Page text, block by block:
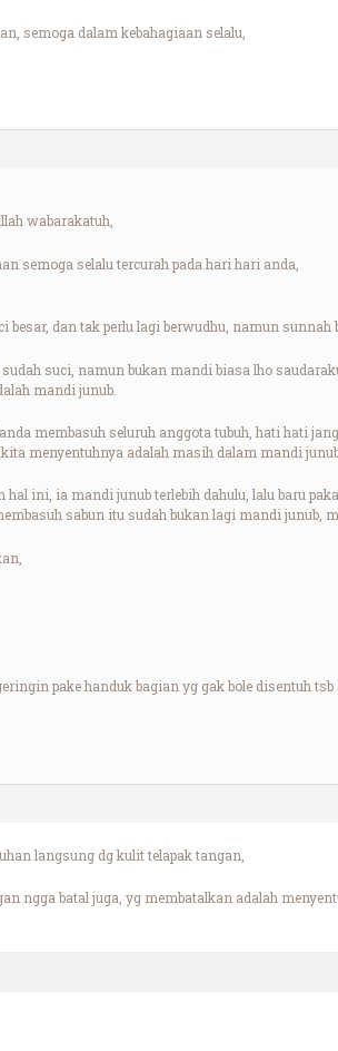
semoga dalam kebahagiaan selalu,
wabarakatuh,
semoga selalu tercurah pada hari hari anda,
besar, dan tak perlu lagi berwudhu, namun sunnah
suci, namun bukan mandi biasa lho
mandi junub.
membasuh seluruh anggota tubuh, hati hati
menyentuhnya adalah masih dalam mandi
ini, ia mandi junub terlebih dahulu, lalu baru
sabun itu sudah bukan lagi mandi junub,
pake handuk bagian yg gak bole disentuh
langsung dg kulit telapak tangan,
ngga batal juga, yg membatalkan adalah